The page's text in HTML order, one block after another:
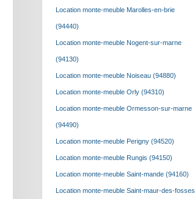
Location monte-meuble Marolles-en-brie
(94440)
Location monte-meuble Nogent-sur-marne
(94130)
Location monte-meuble Noiseau (94880)
Location monte-meuble Orly (94310)
Location monte-meuble Ormesson-sur-marne
(94490)
Location monte-meuble Perigny (94520)
Location monte-meuble Rungis (94150)
Location monte-meuble Saint-mande (94160)
Location monte-meuble Saint-maur-des-fosses